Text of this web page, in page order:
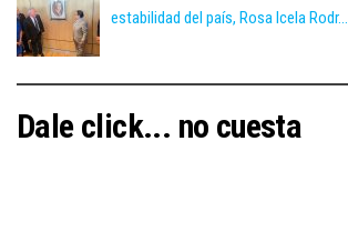
estabilidad del país, Rosa Icela Rodr...
Dale click... no cuesta